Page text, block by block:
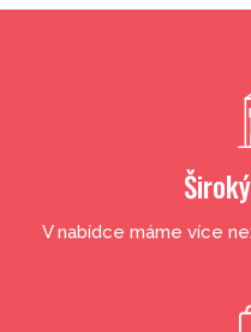
V nabídce máme více